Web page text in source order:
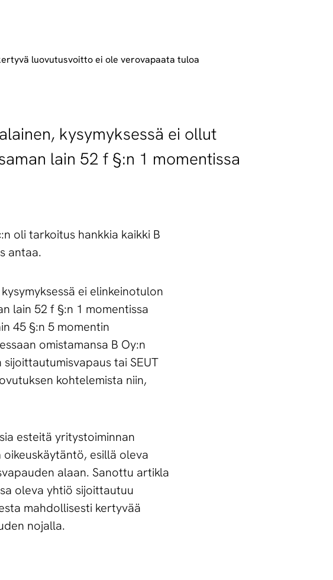
luovutusvoitto ei ole verovapaata tuloa
kysymyksessä ei ollut
lain 52 f §:n 1 momentissa
oli tarkoitus hankkia kaikki B
antaa.
ei elinkeinotulon
lain 52 f §:n 1 momentissa
45 §:n 5 momentin
omistamansa B Oy:n
tai SEUT
kohtelemista niin,
esteitä yritystoiminnan
esillä oleva
alaan. Sanottu artikla
oleva yhtiö sijoittautuu
mahdollisesti kertyvää
nojalla.